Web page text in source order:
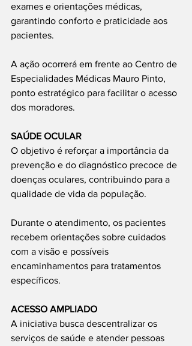
exames e orientações médicas,
garantindo conforto e praticidade aos
pacientes.
A ação ocorrerá em frente ao Centro de
Especialidades Médicas Mauro Pinto,
ponto estratégico para facilitar o acesso
dos moradores.
SAÚDE OCULAR
O objetivo é reforçar a importância da
prevenção e do diagnóstico precoce de
doenças oculares, contribuindo para a
qualidade de vida da população.
Durante o atendimento, os pacientes
recebem orientações sobre cuidados
com a visão e possíveis
encaminhamentos para tratamentos
específicos.
ACESSO AMPLIADO
A iniciativa busca descentralizar os
serviços de saúde e atender pessoas